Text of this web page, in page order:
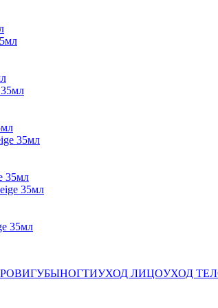
35мл
35мл
ГУБЫНОГТИУХОД ЛИЦОУХОД